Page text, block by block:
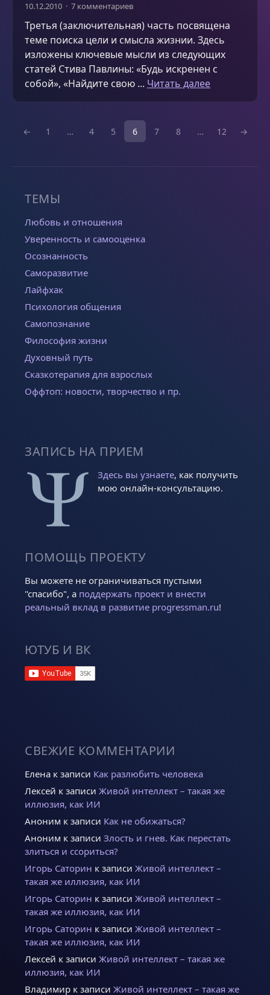
10.12.2010 7 комментариев
Третья (заключительная) часть посвящена
теме поиска цели и смысла жизнии. Здесь
изложены ключевые мысли из следующих
статей Стива Павлины: «Будь искренен с
собой», «Найдите свою ... Читать далее
← 1 … 4 5 6 7 8 … 12 →
ТЕМЫ
Любовь и отношения
Уверенность и самооценка
Осознанность
Саморазвитие
Лайфхак
Психология общения
Самопознание
Философия жизни
Духовный путь
Сказкотерапия для взрослых
Оффтоп: новости, творчество и пр.
ЗАПИСЬ НА ПРИЕМ
Здесь вы узнаете, как получить
мою онлайн-консультацию.
ПОМОЩЬ ПРОЕКТУ
Вы можете не ограничиваться пустыми
"спасибо", а поддержать проект и внести
реальный вклад в развитие progressman.ru!
ЮТУБ И ВК
СВЕЖИЕ КОММЕНТАРИИ
Елена к записи Как разлюбить человека
Лексей к записи Живой интеллект – такая же
иллюзия, как ИИ
Аноним к записи Как не обижаться?
Аноним к записи Злость и гнев. Как перестать
злиться и ссориться?
Игорь Саторин к записи Живой интеллект –
такая же иллюзия, как ИИ
Игорь Саторин к записи Живой интеллект –
такая же иллюзия, как ИИ
Игорь Саторин к записи Живой интеллект –
такая же иллюзия, как ИИ
Лексей к записи Живой интеллект – такая же
иллюзия, как ИИ
Владимир к записи Живой интеллект – такая же